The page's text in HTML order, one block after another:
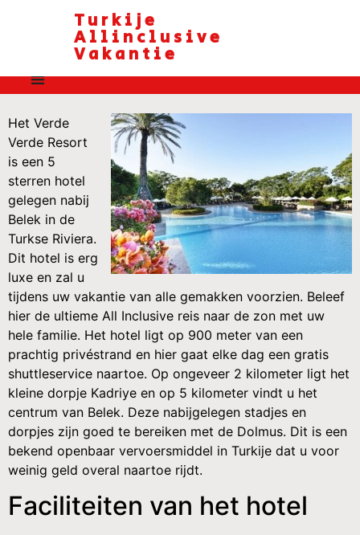
Turkije
Allinclusive
Vakantie
Het Verde
Verde Resort
is een 5
sterren hotel
gelegen nabij
Belek in de
Turkse Riviera.
Dit hotel is erg
luxe en zal u
tijdens uw vakantie van alle gemakken voorzien. Beleef
hier de ultieme All Inclusive reis naar de zon met uw
hele familie. Het hotel ligt op 900 meter van een
prachtig privéstrand en hier gaat elke dag een gratis
shuttleservice naartoe. Op ongeveer 2 kilometer ligt het
kleine dorpje Kadriye en op 5 kilometer vindt u het
centrum van Belek. Deze nabijgelegen stadjes en
dorpjes zijn goed te bereiken met de Dolmus. Dit is een
bekend openbaar vervoersmiddel in Turkije dat u voor
weinig geld overal naartoe rijdt.
Faciliteiten van het hotel